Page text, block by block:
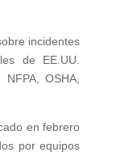
incidentes
de EE.UU.
OSHA,
en febrero
por equipos